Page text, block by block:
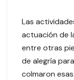
Las
actuación de
entre otras
de alegría
colmaron